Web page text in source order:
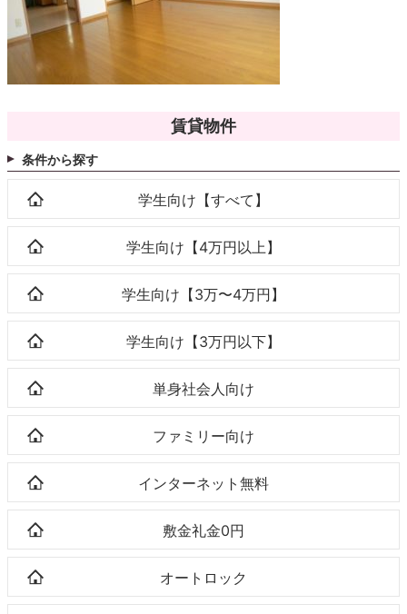
賃貸物件
条件から探す
学生向け【すべて】
学生向け【4万円以上】
学生向け【3万〜4万円】
学生向け【3万円以下】
単身社会人向け
ファミリー向け
インターネット無料
敷金礼金0円
オートロック